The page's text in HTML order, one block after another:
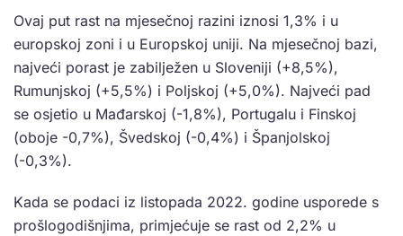
Ovaj put rast na mjesečnoj razini iznosi 1,3% i u
europskoj zoni i u Europskoj uniji. Na mjesečnoj bazi,
najveći porast je zabilježen u Sloveniji (+8,5%),
Rumunjskoj (+5,5%) i Poljskoj (+5,0%). Najveći pad
se osjetio u Mađarskoj (-1,8%), Portugalu i Finskoj
(oboje -0,7%), Švedskoj (-0,4%) i Španjolskoj
(-0,3%).
Kada se podaci iz listopada 2022. godine usporede s
prošlogodišnjima, primjećuje se rast od 2,2% u